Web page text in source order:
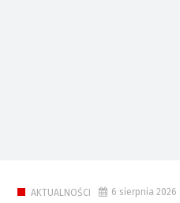
AKTUALNOŚCI 6 sierpnia 2026